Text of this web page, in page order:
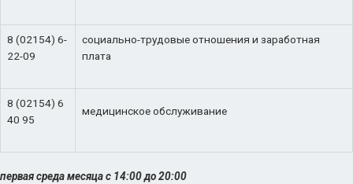
8 (02154) 6-
22-09
социально-трудовые отношения и заработная
плата
8 (02154) 6
40 95
медицинское обслуживание
первая среда месяца с 14:00 до 20:00